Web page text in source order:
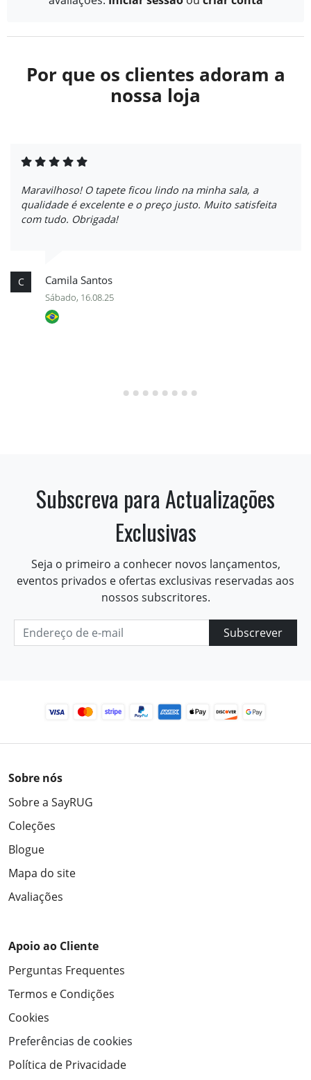
Por que os clientes adoram a
nossa loja
Maravilhoso! O tapete ficou lindo na minha sala, a
qualidade é excelente e o preço justo. Muito satisfeita
com tudo. Obrigada!
C Camila Santos
Sábado, 16.08.25
Subscreva para Actualizações
Exclusivas
Seja o primeiro a conhecer novos lançamentos,
eventos privados e ofertas exclusivas reservadas aos
nossos subscritores.
Subscrever
Sobre nós
Sobre a SayRUG
Coleções
Blogue
Mapa do site
Avaliações
Apoio ao Cliente
Perguntas Frequentes
Termos e Condições
Cookies
Preferências de cookies
Política de Privacidade